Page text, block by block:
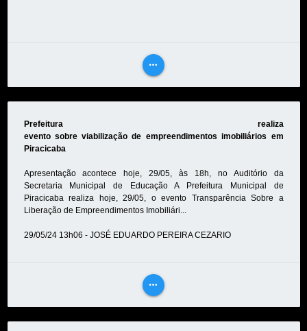
more_horiz
VEJA
Prefeitura realiza
evento sobre viabilização de empreendimentos imobiliários em
Piracicaba
Apresentação acontece hoje, 29/05, às 18h, no Auditório da
Secretaria Municipal de Educação A Prefeitura Municipal de
Piracicaba realiza hoje, 29/05, o evento Transparência Sobre a
Liberação de Empreendimentos Imobiliári...
29/05/24 13h06 - JOSÉ EDUARDO PEREIRA CEZARIO
more_horiz
VEJA